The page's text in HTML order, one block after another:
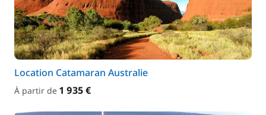
Location Catamaran Australie
À partir de 1 935 €